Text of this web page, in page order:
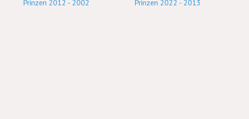
Prinzen 2012 - 2002 Prinzen 2022 - 2013